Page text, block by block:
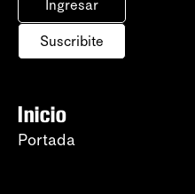
Ingresar
Suscribite
Inicio
Portada